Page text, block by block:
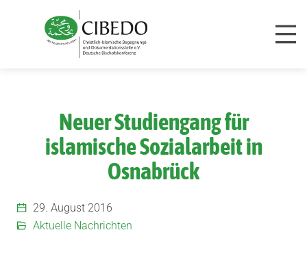
Neuer Studiengang für
islamische Sozialarbeit in
Osnabrück
29. August 2016
Aktuelle Nachrichten